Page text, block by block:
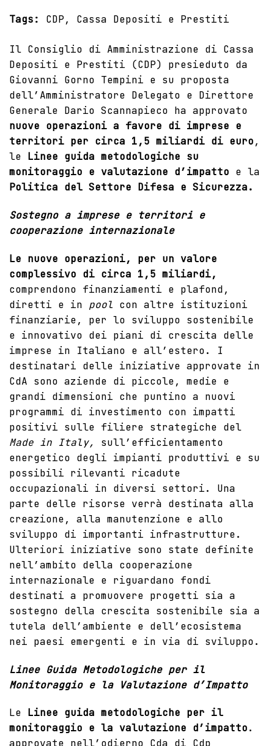
Tags: CDP, Cassa Depositi e Prestiti
Il Consiglio di Amministrazione di Cassa
Depositi e Prestiti (CDP) presieduto da
Giovanni Gorno Tempini e su proposta
dell’Amministratore Delegato e Direttore
Generale Dario Scannapieco ha approvato
nuove operazioni a favore di imprese e
territori per circa 1,5 miliardi di euro,
le Linee guida metodologiche su
monitoraggio e valutazione d’impatto e la
Politica del Settore Difesa e Sicurezza.
Sostegno a imprese e territori e
cooperazione internazionale
Le nuove operazioni, per un valore
complessivo di circa 1,5 miliardi,
comprendono finanziamenti e plafond,
diretti e in pool con altre istituzioni
finanziarie, per lo sviluppo sostenibile
e innovativo dei piani di crescita delle
imprese in Italiano e all’estero. I
destinatari delle iniziative approvate in
CdA sono aziende di piccole, medie e
grandi dimensioni che puntino a nuovi
programmi di investimento con impatti
positivi sulle filiere strategiche del
Made in Italy, sull’efficientamento
energetico degli impianti produttivi e su
possibili rilevanti ricadute
occupazionali in diversi settori. Una
parte delle risorse verrà destinata alla
creazione, alla manutenzione e allo
sviluppo di importanti infrastrutture.
Ulteriori iniziative sono state definite
nell’ambito della cooperazione
internazionale e riguardano fondi
destinati a promuovere progetti sia a
sostegno della crescita sostenibile sia a
tutela dell’ambiente e dell’ecosistema
nei paesi emergenti e in via di sviluppo.
Linee Guida Metodologiche per il
Monitoraggio e la Valutazione d’Impatto
Le Linee guida metodologiche per il
monitoraggio e la valutazione d’impatto.